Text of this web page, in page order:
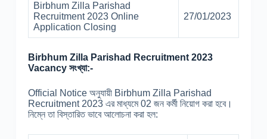
Birbhum Zilla Parishad
Recruitment 2023 Online
Application Closing
27/01/2023
Birbhum Zilla Parishad Recruitment 2023
Vacancy সংখ্যা:-
Official Notice অনুযায়ী Birbhum Zilla Parishad
Recruitment 2023 এর মাধ্যমে 02 জন কর্মী নিয়োগ করা হবে।
নিম্নে তা বিস্তারিত ভাবে আলোচনা করা হল: